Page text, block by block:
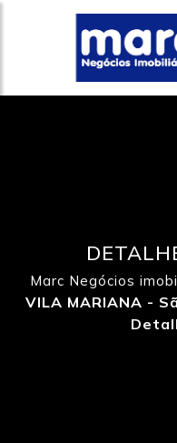
Marc Negócios
VILA MARIANA -